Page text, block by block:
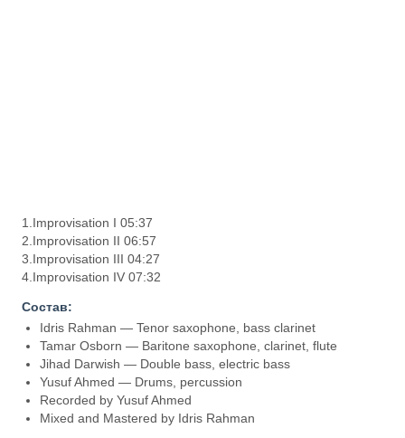
1.Improvisation I 05:37
2.Improvisation II 06:57
3.Improvisation III 04:27
4.Improvisation IV 07:32
Состав:
Idris Rahman — Tenor saxophone, bass clarinet
Tamar Osborn — Baritone saxophone, clarinet, flute
Jihad Darwish — Double bass, electric bass
Yusuf Ahmed — Drums, percussion
Recorded by Yusuf Ahmed
Mixed and Mastered by Idris Rahman